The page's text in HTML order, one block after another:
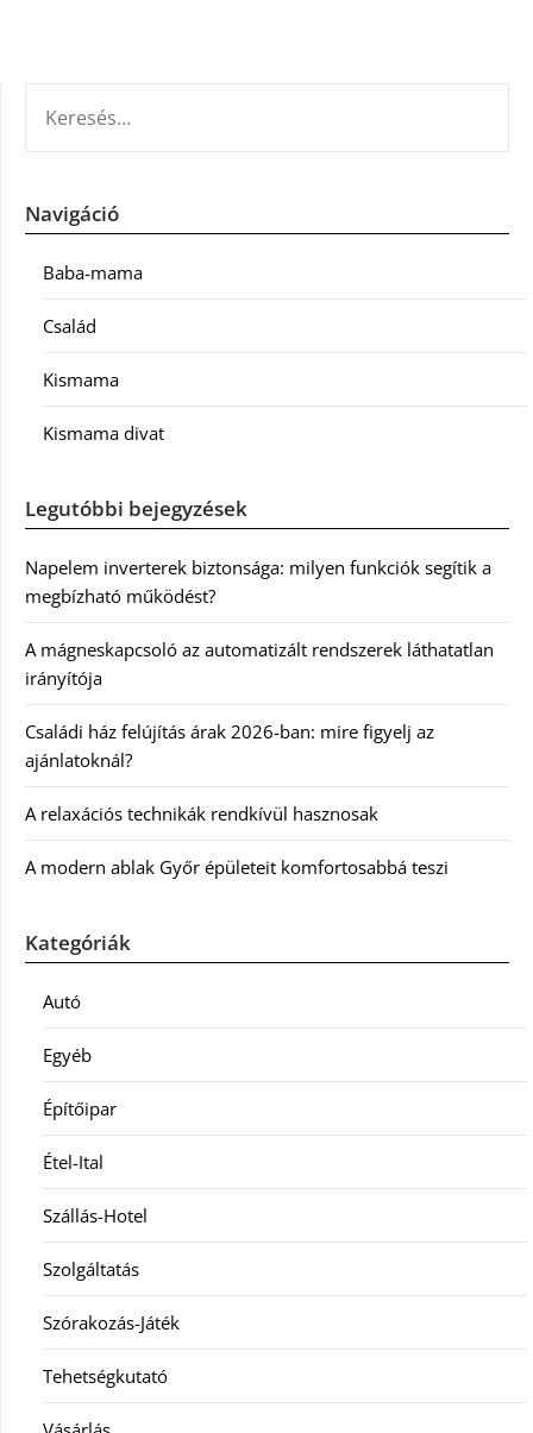
Navigáció
Baba-mama
Család
Kismama
Kismama divat
Legutóbbi bejegyzések
Napelem inverterek biztonsága: milyen funkciók segítik a
megbízható működést?
A mágneskapcsoló az automatizált rendszerek láthatatlan
irányítója
Családi ház felújítás árak 2026-ban: mire figyelj az
ajánlatoknál?
A relaxációs technikák rendkívül hasznosak
A modern ablak Győr épületeit komfortosabbá teszi
Kategóriák
Autó
Egyéb
Építőipar
Étel-Ital
Szállás-Hotel
Szolgáltatás
Szórakozás-Játék
Tehetségkutató